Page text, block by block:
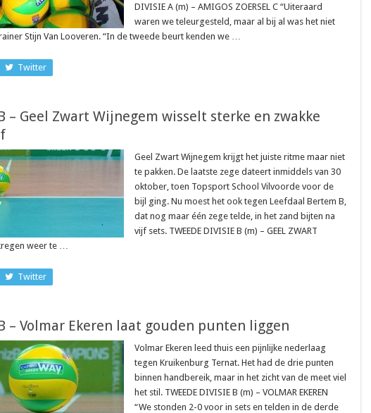
DIVISIE A (m) – AMIGOS ZOERSEL C “Uiteraard
waren we teleurgesteld, maar al bij al was het niet
Stijn Van Looveren. “In de tweede beurt kenden we …
Twitter
– Geel Zwart Wijnegem wisselt sterke en zwakke
Geel Zwart Wijnegem krijgt het juiste ritme maar niet
te pakken. De laatste zege dateert inmiddels van 30
oktober, toen Topsport School Vilvoorde voor de
bijl ging. Nu moest het ook tegen Leefdaal Bertem B,
dat nog maar één zege telde, in het zand bijten na
vijf sets. TWEEDE DIVISIE B (m) – GEEL ZWART
weer te …
Twitter
– Volmar Ekeren laat gouden punten liggen
Volmar Ekeren leed thuis een pijnlijke nederlaag
tegen Kruikenburg Ternat. Het had de drie punten
binnen handbereik, maar in het zicht van de meet viel
het stil. TWEEDE DIVISIE B (m) – VOLMAR EKEREN
“We stonden 2-0 voor in sets en telden in de derde